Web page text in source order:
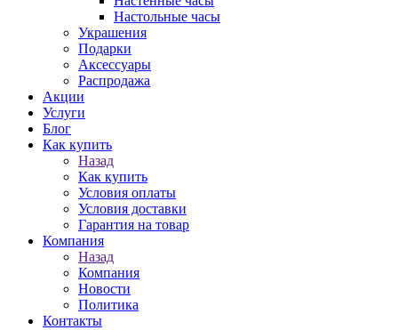
Настольные часы
Украшения
Подарки
Аксессуары
Распродажа
Акции
Услуги
Блог
Как купить
Назад
Как купить
Условия оплаты
Условия доставки
Гарантия на товар
Компания
Назад
Компания
Новости
Политика
Контакты